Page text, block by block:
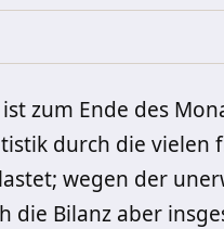
zum Ende des
durch die vielen
wegen der
die Bilanz aber